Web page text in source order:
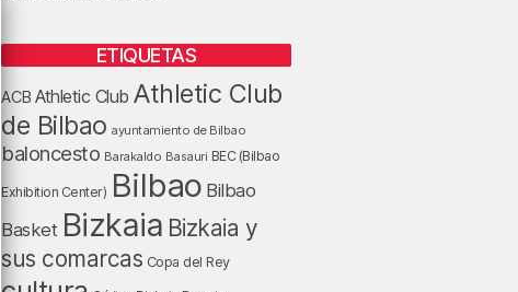
ETIQUETAS
ACB Athletic Club Athletic Club
de Bilbao ayuntamiento de Bilbao
baloncesto Barakaldo Basauri BEC (Bilbao
Exhibition Center) Bilbao Bilbao
Basket Bizkaia Bizkaia y
sus comarcas Copa del Rey